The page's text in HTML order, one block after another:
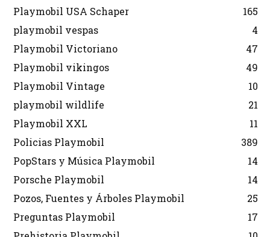
Playmobil USA Schaper
165
playmobil vespas
4
Playmobil Victoriano
47
Playmobil vikingos
49
Playmobil Vintage
10
playmobil wildlife
21
Playmobil XXL
11
Policias Playmobil
389
PopStars y Música Playmobil
14
Porsche Playmobil
14
Pozos, Fuentes y Árboles Playmobil
25
Preguntas Playmobil
17